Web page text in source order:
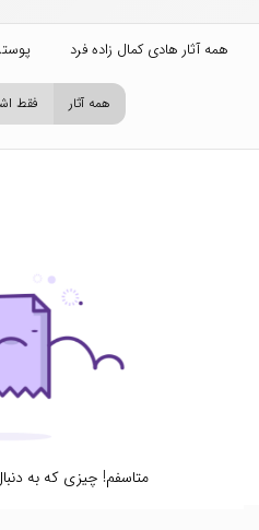
همه آثار هادی کمال زاده فرد
همه آثار فقط
متاسفم! چیزی که به